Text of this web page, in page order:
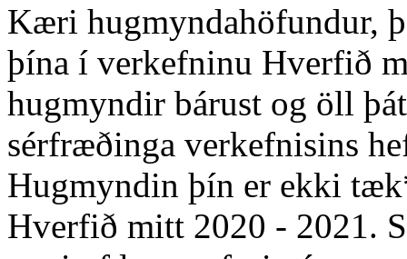
Kæri hugmyndahöfundur,
þína í verkefninu Hverfið
hugmyndir bárust og öll
sérfræðinga verkefnisins
Hugmyndin þín er ekki
Hverfið mitt 2020 - 2021.